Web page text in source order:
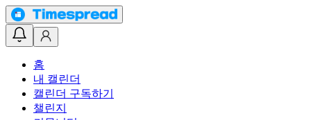
홈
내 캘린더
캘린더 구독하기
챌린지